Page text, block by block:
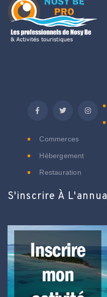
Commerces
Hébergement
Restauration
S'inscrire À